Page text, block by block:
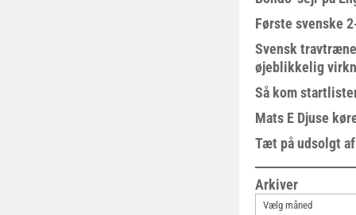
Første svenske
Svensk
øjeblikkelig
Så kom
Mats E Djuse
Tæt på udsolgt
Arkiver